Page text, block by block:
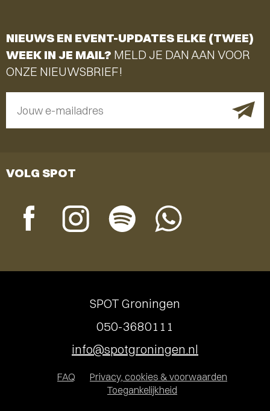
NIEUWS EN EVENT-UPDATES ELKE (TWEE)
WEEK IN JE MAIL? MELD JE DAN AAN VOOR
ONZE NIEUWSBRIEF!
Jouw e-mailadres
VOLG SPOT
SPOT Groningen
050-3680111
info@spotgroningen.nl
FAQ
Privacy, cookies & voorwaarden
Toegankelijkheid